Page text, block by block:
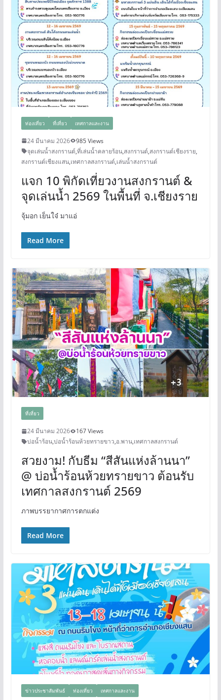
ท่องเที่ยว ที่เที่ยว เทศกาลและงาน
24 มีนาคม 2026
985 Views
จุดเล่นน้ำสงกรานต์,ที่เล่นน้ำคลายร้อน,สงกรานต์,สงกรานต์เชียงราย,
สงกรานต์เชียงแสน,เทศกาลสงกรานต์,เล่นน้ำสงกรานต์
แจก 10 พิกัดเที่ยวงานสงกรานต์ &
จุดเล่นน้ำ 2569 ในพื้นที่ จ.เชียงราย
จุ้มอก เย็นใจ๋ มาแอ่
Read More
ที่เที่ยว
24 มีนาคม 2026
167 Views
บ่อน้ำร้อน,บ่อน้ำร้อนห้วยทรายขาว,อ.พาน,เทศกาลสงกรานต์
สวยงาม! กับธีม “สีสันแห่งล้านนา”
@ บ่อน้ำร้อนห้วยทรายขาว ต้อนรับ
เทศกาลสงกรานต์ 2569
ภาพบรรยากาศการตกแต่ง
Read More
ข่าวประชาสัมพันธ์ ท่องเที่ยว เทศกาลและงาน